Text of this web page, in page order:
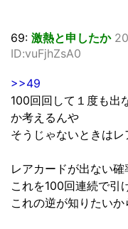
69: 激熱と申したか
ID:vuFjhZsA0
>>49
100回回して１度も出
か考えるんや
そうじゃないときは
レアカードが出ない
これを100回連続で
これの逆が知りたいか